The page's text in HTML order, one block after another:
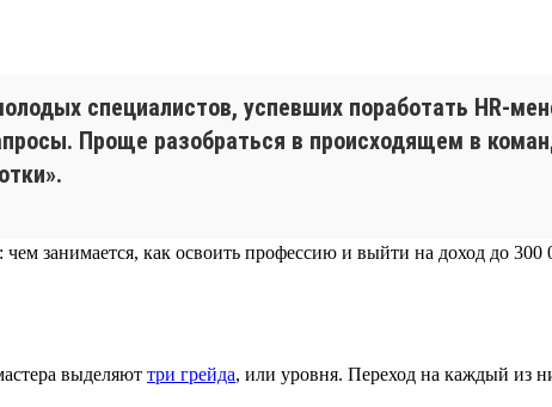
специалистов, успевших поработать HR-
Проще разобраться в происходящем в
выделяют три грейда, или уровня. Переход на каждый из